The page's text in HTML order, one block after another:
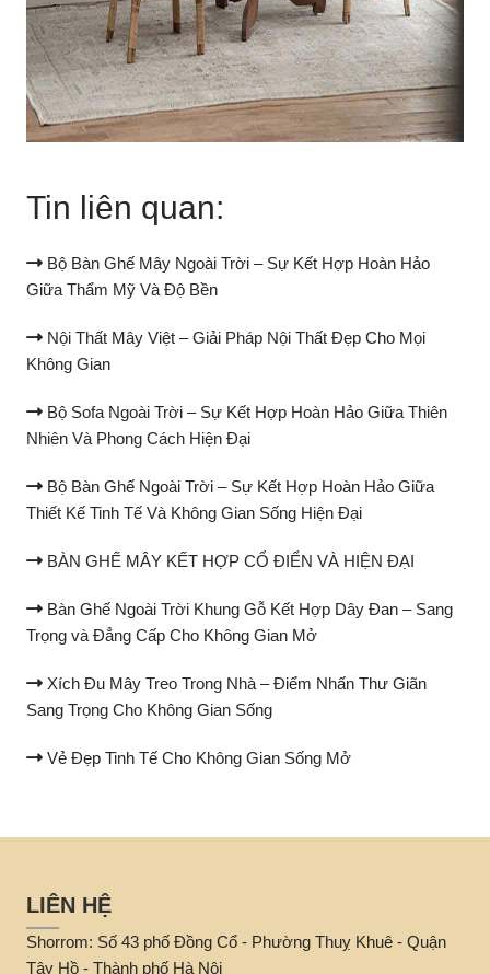
Tin liên quan:
Bộ Bàn Ghế Mây Ngoài Trời – Sự Kết Hợp Hoàn Hảo
Giữa Thẩm Mỹ Và Độ Bền
Nội Thất Mây Việt – Giải Pháp Nội Thất Đẹp Cho Mọi
Không Gian
Bộ Sofa Ngoài Trời – Sự Kết Hợp Hoàn Hảo Giữa Thiên
Nhiên Và Phong Cách Hiện Đại
Bộ Bàn Ghế Ngoài Trời – Sự Kết Hợp Hoàn Hảo Giữa
Thiết Kế Tinh Tế Và Không Gian Sống Hiện Đại
BÀN GHẾ MÂY KẾT HỢP CỔ ĐIỂN VÀ HIỆN ĐẠI
Bàn Ghế Ngoài Trời Khung Gỗ Kết Hợp Dây Đan – Sang
Trọng và Đẳng Cấp Cho Không Gian Mở
Xích Đu Mây Treo Trong Nhà – Điểm Nhấn Thư Giãn
Sang Trọng Cho Không Gian Sống
Vẻ Đẹp Tinh Tế Cho Không Gian Sống Mở
LIÊN HỆ
Shorrom: Số 43 phố Đồng Cổ - Phường Thuỵ Khuê - Quận
Tây Hồ - Thành phố Hà Nội